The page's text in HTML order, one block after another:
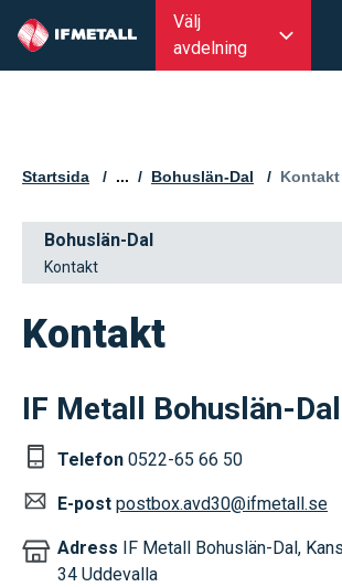
Välj
avdelning
Startsida ... Bohuslän-Dal Aktuell
Kontakt
Bohuslän-Dal
Kontakt
Kontakt
IF Metall Bohuslän-Dal
Telefon 0522-65 66 50
E-post postbox.avd30@ifmetall.se
Adress IF Metall Bohuslän-Dal,
34 Uddevalla